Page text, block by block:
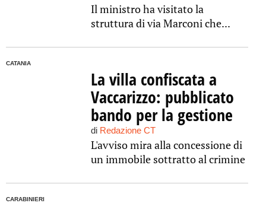
Il ministro ha visitato la
struttura di via Marconi che...
CATANIA
La villa confiscata a
Vaccarizzo: pubblicato
bando per la gestione
di Redazione CT
L'avviso mira alla concessione di
un immobile sottratto al crimine
CARABINIERI